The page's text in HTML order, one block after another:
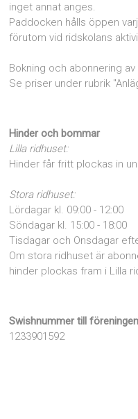
inget annat anges.
Paddocken hålls öppen
förutom vid ridskolans
Bokning och abonnering
Se priser under rubrik
Hinder och bommar
Lilla ridhuset:
Hinder får fritt plockas in
Stora ridhuset:
Lördagar kl. 09:00 - 12:00
Söndagar kl. 15:00 - 18:00
Tisdagar och Onsdagar
Om stora ridhuset är
hinder plockas fram i Lilla
Swishnummer till
1233901592